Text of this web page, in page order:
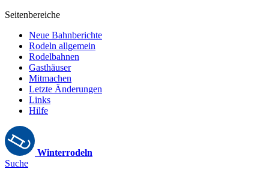
Seitenbereiche
Neue Bahnberichte
Rodeln allgemein
Rodelbahnen
Gasthäuser
Mitmachen
Letzte Änderungen
Links
Hilfe
Winterrodeln
Suche